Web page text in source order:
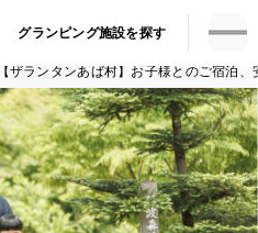
グランピング施設を探す
【ザランタンあば村】お子様とのご宿泊